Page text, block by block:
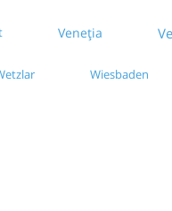
Veneția
Wiesbaden